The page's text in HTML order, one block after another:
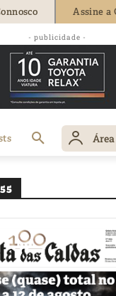
Assine a
- publicidade -
nas